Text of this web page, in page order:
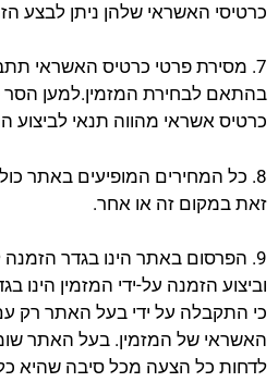
כרטיסי האשראי שלהן ניתן לבצע
7. מסירת פרטי כרטיס האשראי
בהתאם לבחירת המזמין.למען
כרטיס אשראי מהווה תנאי לביצוע
8. כל המחירים המופיעים באתר
זאת במקום זה או אחר.
9. הפרסום באתר הינו בגדר
וביצוע הזמנה על-ידי המזמין
כי התקבלה על ידי בעל האתר רק
האשראי של המזמין. בעל האתר
לדחות כל הצעה מכל סיבה שהיא